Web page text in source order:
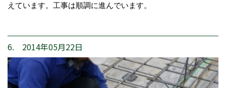
えています。工事は順調に進んでいます。
6. 2014年05月22日